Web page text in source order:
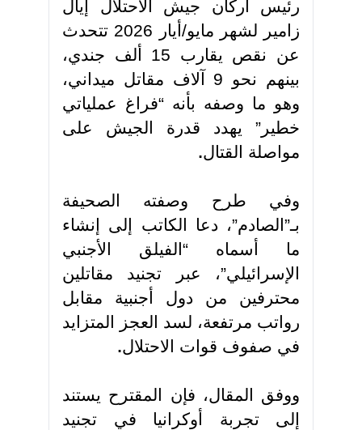
رئيس أركان جيش الاحتلال إيال
زامير لشهر مايو/أيار 2026 تتحدث
عن نقص يقارب 15 ألف جندي،
بينهم نحو 9 آلاف مقاتل ميداني،
وهو ما وصفه بأنه “فراغ عملياتي
خطير” يهدد قدرة الجيش على
مواصلة القتال.
وفي طرح وصفته الصحيفة
بـ”الصادم”، دعا الكاتب إلى إنشاء
ما أسماه “الفيلق الأجنبي
الإسرائيلي”، عبر تجنيد مقاتلين
محترفين من دول أجنبية مقابل
رواتب مرتفعة، لسد العجز المتزايد
في صفوف قوات الاحتلال.
ووفق المقال، فإن المقترح يستند
إلى تجربة أوكرانيا في تجنيد